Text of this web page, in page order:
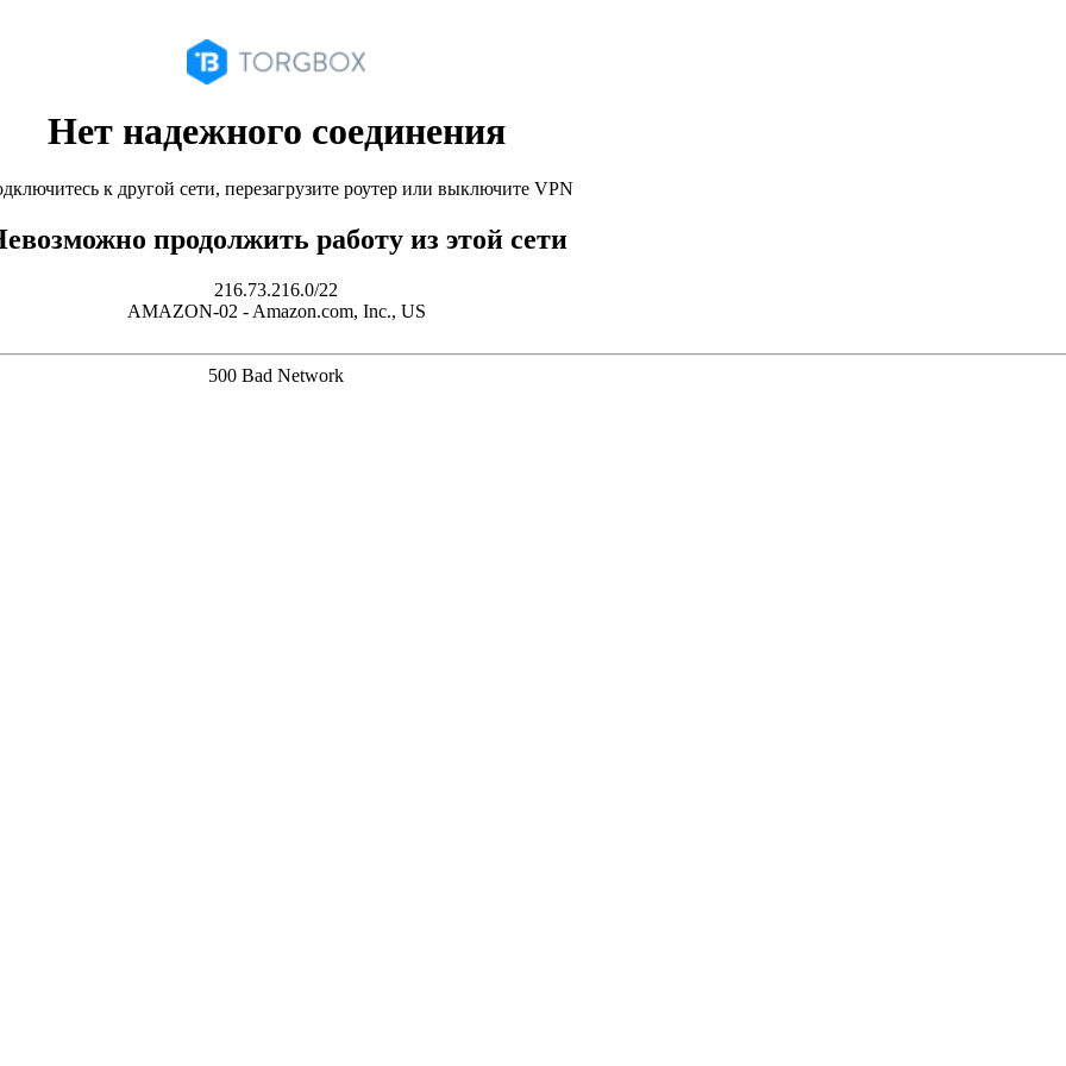
Нет надежного соединения
к другой сети, перезагрузите роутер или выключите VPN
продолжить работу из этой сети
216.73.216.0/22
AMAZON-02 - Amazon.com, Inc., US
500 Bad Network